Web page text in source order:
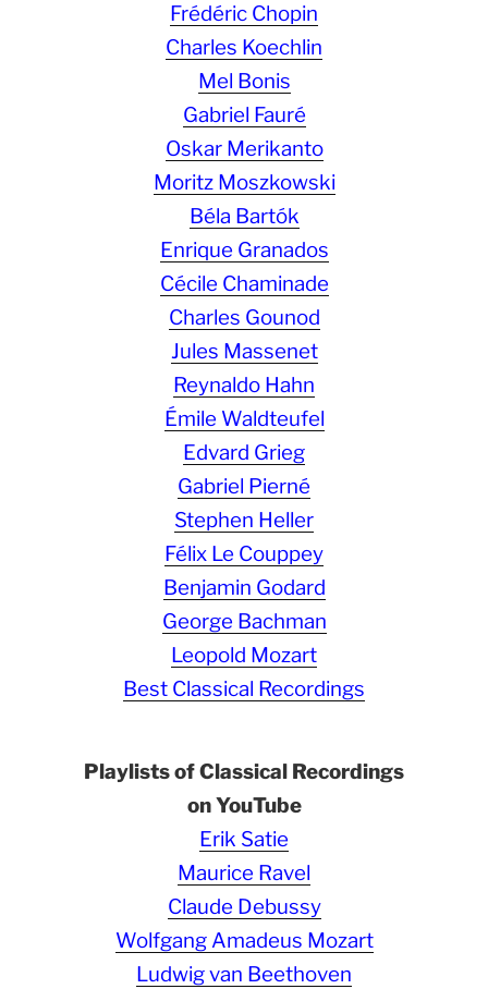
Frédéric Chopin
Charles Koechlin
Mel Bonis
Gabriel Fauré
Oskar Merikanto
Moritz Moszkowski
Béla Bartók
Enrique Granados
Cécile Chaminade
Charles Gounod
Jules Massenet
Reynaldo Hahn
Émile Waldteufel
Edvard Grieg
Gabriel Pierné
Stephen Heller
Félix Le Couppey
Benjamin Godard
George Bachman
Leopold Mozart
Best Classical Recordings
Playlists of Classical Recordings
on YouTube
Erik Satie
Maurice Ravel
Claude Debussy
Wolfgang Amadeus Mozart
Ludwig van Beethoven